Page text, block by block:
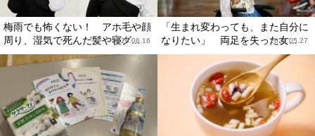
梅雨でも怖くない！ アホ毛や顔
周り、湿気で死んだ髪や寝グ...
2026.06.16
「生まれ変わっても、また自分に
なりたい」 両足を失った女...
2026.05.27